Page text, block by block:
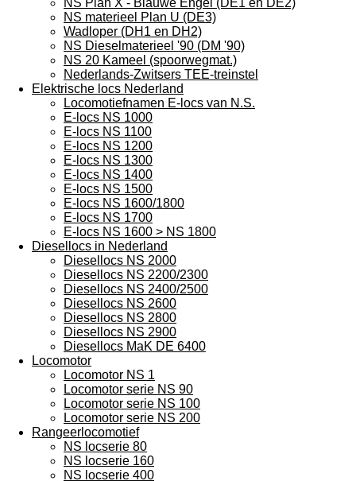
NS Plan X - Blauwe Engel (DE1 en DE2)
NS materieel Plan U (DE3)
Wadloper (DH1 en DH2)
NS Dieselmaterieel '90 (DM '90)
NS 20 Kameel (spoorwegmat.)
Nederlands-Zwitsers TEE-treinstel
Elektrische locs Nederland
Locomotiefnamen E-locs van N.S.
E-locs NS 1000
E-locs NS 1100
E-locs NS 1200
E-locs NS 1300
E-locs NS 1400
E-locs NS 1500
E-locs NS 1600/1800
E-locs NS 1700
E-locs NS 1600 > NS 1800
Diesellocs in Nederland
Diesellocs NS 2000
Diesellocs NS 2200/2300
Diesellocs NS 2400/2500
Diesellocs NS 2600
Diesellocs NS 2800
Diesellocs NS 2900
Diesellocs MaK DE 6400
Locomotor
Locomotor NS 1
Locomotor serie NS 90
Locomotor serie NS 100
Locomotor serie NS 200
Rangeerlocomotief
NS locserie 80
NS locserie 160
NS locserie 400